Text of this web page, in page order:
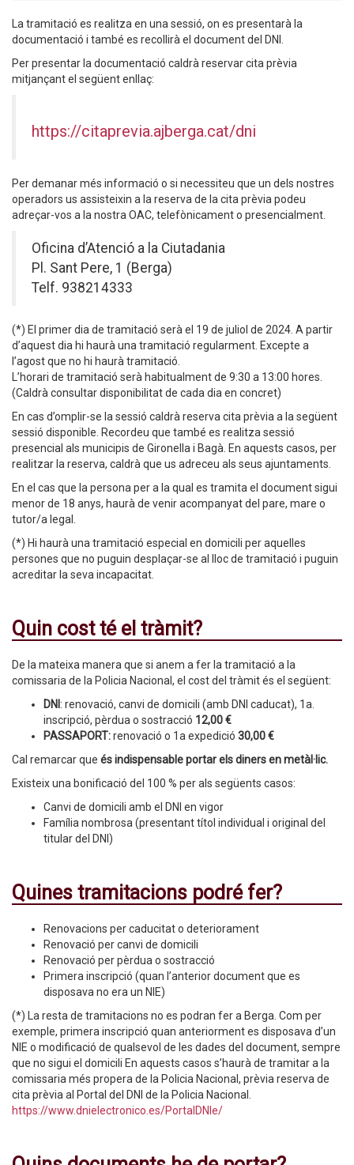
La tramitació es realitza en una sessió, on es presentarà la
documentació i també es recollirà el document del DNI.
Per presentar la documentació caldrà reservar cita prèvia
mitjançant el següent enllaç:
https://citaprevia.ajberga.cat/dni
Per demanar més informació o si necessiteu que un dels nostres
operadors us assisteixin a la reserva de la cita prèvia podeu
adreçar-vos a la nostra OAC, telefònicament o presencialment.
Oficina d’Atenció a la Ciutadania
Pl. Sant Pere, 1 (Berga)
Telf. 938214333
(*) El primer dia de tramitació serà el 19 de juliol de 2024. A partir
d’aquest dia hi haurà una tramitació regularment. Excepte a
l’agost que no hi haurà tramitació.
L’horari de tramitació serà habitualment de 9:30 a 13:00 hores.
(Caldrà consultar disponibilitat de cada dia en concret)
En cas d’omplir-se la sessió caldrà reserva cita prèvia a la següent
sessió disponible. Recordeu que també es realitza sessió
presencial als municipis de Gironella i Bagà. En aquests casos, per
realitzar la reserva, caldrà que us adreceu als seus ajuntaments.
En el cas que la persona per a la qual es tramita el document sigui
menor de 18 anys, haurà de venir acompanyat del pare, mare o
tutor/a legal.
(*) Hi haurà una tramitació especial en domicili per aquelles
persones que no puguin desplaçar-se al lloc de tramitació i puguin
acreditar la seva incapacitat.
Quin cost té el tràmit?
De la mateixa manera que si anem a fer la tramitació a la
comissaria de la Policia Nacional, el cost del tràmit és el següent:
DNI : renovació, canvi de domicili (amb DNI caducat), 1a.
inscripció, pèrdua o sostracció 12,00 €
PASSAPORT:renovació o 1a expedició 30,00 €
Cal remarcar que és indispensable portar els diners en metàl·lic.
Existeix una bonificació del 100 % per als següents casos:
Canvi de domicili amb el DNI en vigor
Família nombrosa (presentant títol individual i original del
titular del DNI)
Quines tramitacions podré fer?
Renovacions per caducitat o deteriorament
Renovació per canvi de domicili
Renovació per pèrdua o sostracció
Primera inscripció (quan l’anterior document que es
disposava no era un NIE)
(*) La resta de tramitacions no es podran fer a Berga. Com per
exemple, primera inscripció quan anteriorment es disposava d’un
NIE o modificació de qualsevol de les dades del document, sempre
que no sigui el domicili En aquests casos s’haurà de tramitar a la
comissaria més propera de la Policia Nacional, prèvia reserva de
cita prèvia al Portal del DNI de la Policia Nacional.
https://www.dnielectronico.es/PortalDNIe/